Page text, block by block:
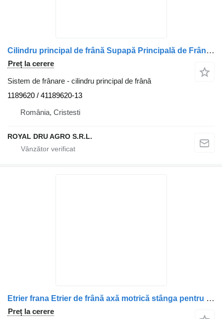
Cilindru principal de frână Supapă Principală de Frână cu Pedală 1189620 pentru camion DAF 1189620 41189620 13
Preț la cerere
Sistem de frânare - cilindru principal de frână
1189620 / 41189620-13
România, Cristesti
ROYAL DRU AGRO S.R.L.
Etrier frana Etrier de frână axă motrică stânga pentru camion DAF – Piese auto second hand
Preț la cerere